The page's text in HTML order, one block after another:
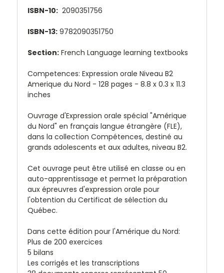
ISBN-10: 2090351756
ISBN-13: 9782090351750
Section: French Language learning textbooks
Competences: Expression orale Niveau B2
Amerique du Nord - 128 pages - 8.8 x 0.3 x 11.3
inches
Ouvrage d'Expression orale spécial "Amérique
du Nord" en français langue étrangère (FLE),
dans la collection Compétences, destiné au
grands adolescents et aux adultes, niveau B2.
Cet ouvrage peut être utilisé en classe ou en
auto-apprentissage et permet la préparation
aux épreuvres d'expression orale pour
l'obtention du Certificat de sélection du
Québec.
Dans cette édition pour l'Amérique du Nord:
Plus de 200 exercices
5 bilans
Les corrigés et les transcriptions